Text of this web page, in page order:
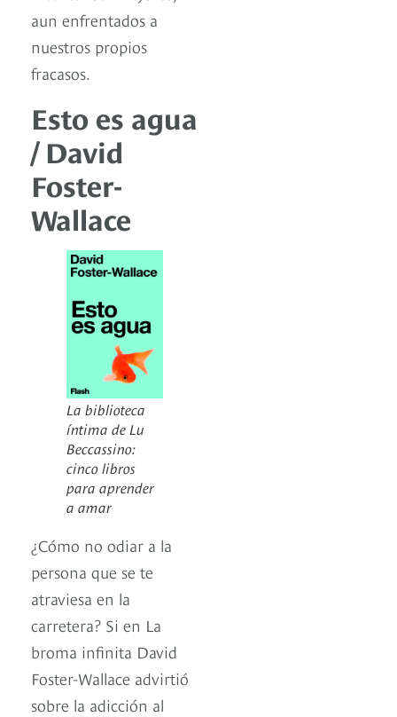
aun enfrentados a
nuestros propios
fracasos.
Esto es agua
/ David
Foster-
Wallace
La biblioteca
íntima de Lu
Beccassino:
cinco libros
para aprender
a amar
¿Cómo no odiar a la
persona que se te
atraviesa en la
carretera? Si en La
broma infinita David
Foster-Wallace advirtió
sobre la adicción al